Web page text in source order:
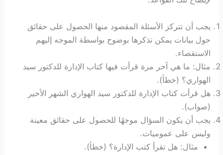
يجب أن تتركز الأسئلة المقصود منها الحصول على حقائق
حول بيانات يمكن تذكرها بوضوح بواسطة الموجه إليهم
الاستقصاء.
مثال: ما هي آخر مرة قرأت فيها كتاب الإدارة للدكتور سيد
الهواري؟ (خطأ).
هل قرأت كتاب الإدارة للدكتور سيد الهواري الشهر الأخير
(صواب).
يجب أن يكون السؤال موجهًا للحصول على حقائق معينة
وليس على عموميات.
مثال: هل تقرأ كتب الإدارة؟ (خطأ).